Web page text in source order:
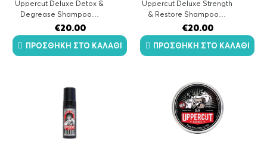
Uppercut Deluxe Detox &
Degrease Shampoo…
€20.00
ΠΡΟΣΘΉΚΗ ΣΤΟ ΚΑΛΆΘΙ
Uppercut Deluxe Strength
& Restore Shampoo…
€20.00
ΠΡΟΣΘΉΚΗ ΣΤΟ ΚΑΛΆΘΙ